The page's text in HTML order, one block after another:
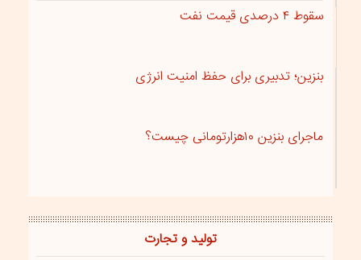
سقوط ۴ درصدی قیمت نفت
بنزین؛ تدبیری برای حفظ امنیت انرژی
ماجرای بنزین ۱۰هزارتومانی چیست؟
تولید و تجارت